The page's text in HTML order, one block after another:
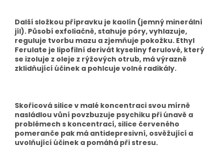
Další složkou přípravku je kaolín (jemný minerální
jíl). Působí exfoliačně, stahuje póry, vyhlazuje,
reguluje tvorbu mazu a zjemňuje pokožku. Ethyl
Ferulate je lipofilní derivát kyseliny ferulové, který
se izoluje z oleje z rýžových otrub, má výrazně
zklidňující účinek a pohlcuje volné radikály.
Skořicová silice v malé koncentraci svou mírně
nasládlou vůní povzbuzuje psychiku při únavě a
problémech s koncentrací, silice červeného
pomeranče pak má antidepresivní, osvěžující a
uvolňující účinek a pomáhá při stresu.